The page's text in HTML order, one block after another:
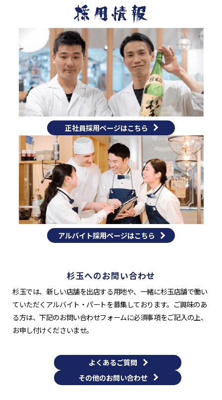
正社員採用ページはこちら
アルバイト採用ページはこちら
杉玉へのお問い合わせ
杉玉では、新しい店舗を出店する用地や、一緒に杉玉店舗で働い
ていただくアルバイト・パートを募集しております。ご興味のあ
る方は、下記のお問い合わせフォームに必須事項をご記入の上、
お申し付けくださいませ。
よくあるご質問
その他のお問い合わせ